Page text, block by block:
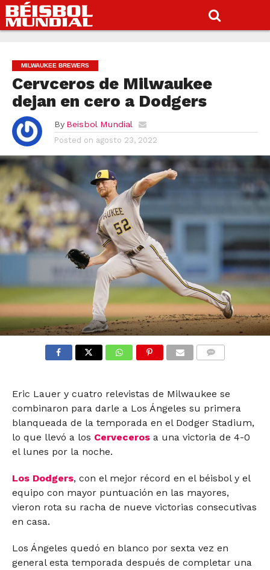
MILWAUKEE BREWERS
Cervceros de Milwaukee
dejan en cero a Dodgers
By Beisbol Mundial
Posted on agosto 23, 2022
Eric Lauer y cuatro relevistas de Milwaukee se
combinaron para darle a Los Ángeles su primera
blanqueada de la temporada en el Dodger Stadium,
lo que llevó a los Cervecerosa una victoria de 4-0
el lunes por la noche.
Los Dodgers, con el mejor récord en el béisbol y el
equipo con mayor puntuación en las mayores,
vieron rota su racha de nueve victorias consecutivas
en casa.
Los Ángeles quedó en blanco por sexta vez en
general esta temporada después de completar una